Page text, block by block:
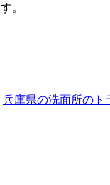
。
兵庫県の洗面所のト